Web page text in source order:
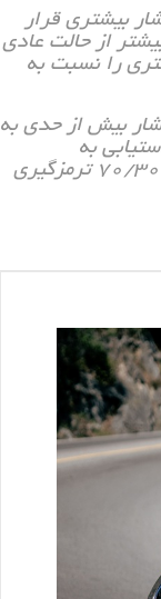
بیشتری قرار
از حالت عادی
را نسبت به
بیش از حدی به
به
کوتاه‌ترین و ایمن‌ترین مسافت توقف، بهترین و منطقی‌ترین کار این است که موتورسوار از قانون ۷۰/۳۰ ترمزگیری